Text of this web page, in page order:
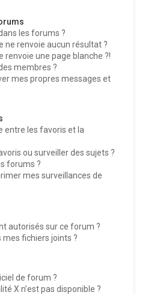
les forums ?
ne renvoie aucun résultat ?
renvoie une page blanche ?!
membres ?
mes propres messages et
entre les favoris et la
ou surveiller des sujets ?
forums ?
mes surveillances de
autorisés sur ce forum ?
fichiers joints ?
de forum ?
X n’est pas disponible ?